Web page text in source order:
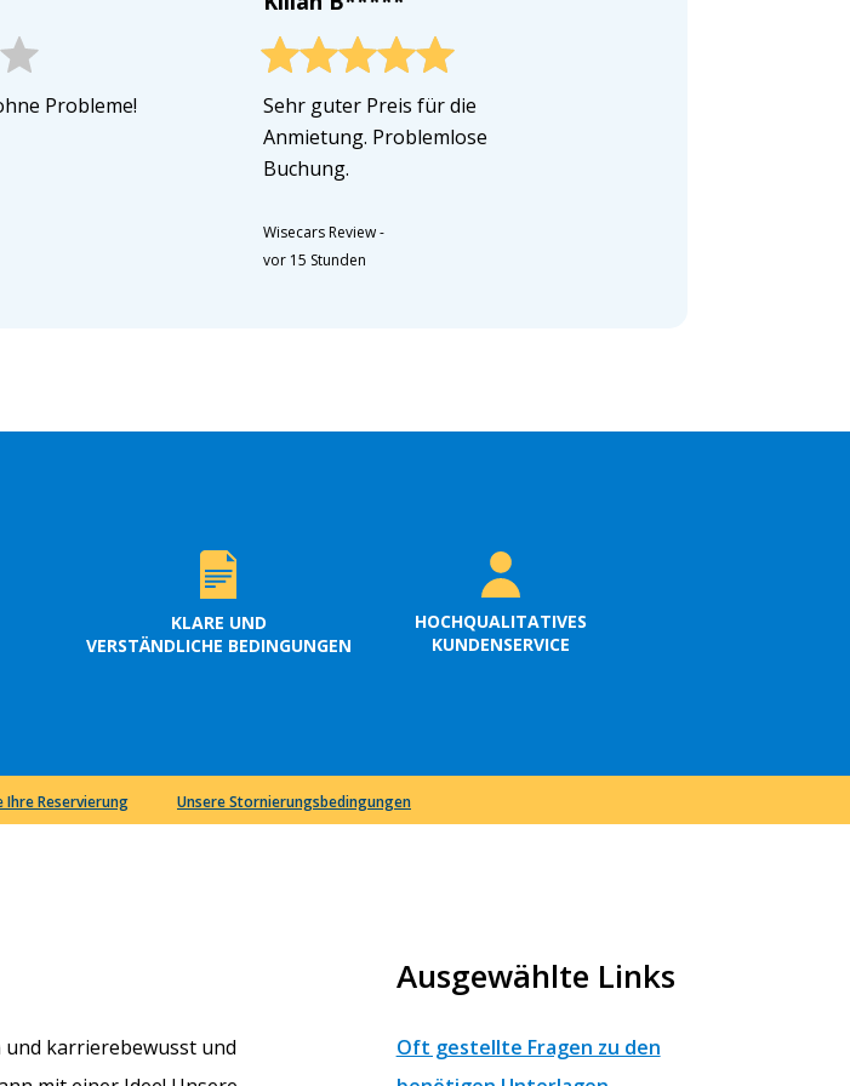
Probleme!
Sehr guter Preis für die
Anmietung. Problemlose
Buchung.
Wisecars Review-
vor 15 Stunden
KLARE UND
VERSTÄNDLICHE BEDINGUNGEN
HOCHQUALITATIVES
KUNDENSERVICE
Ihre Reservierung Unsere Stornierungsbedingungen
karrierebewusst und
Ausgewählte Links
Oft gestellte Fragen zu den